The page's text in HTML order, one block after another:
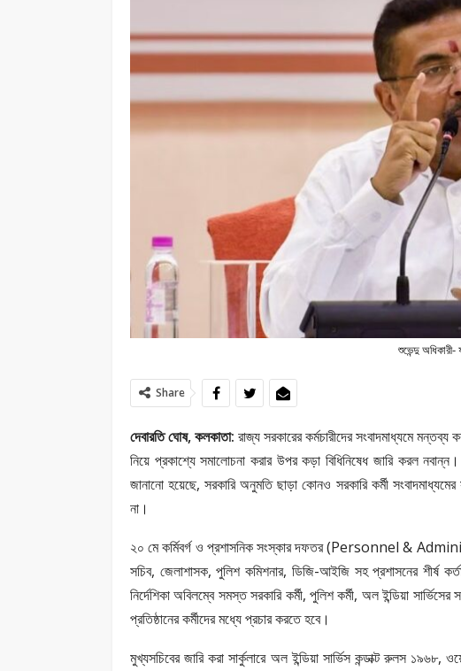
শুভেন্দু
Share
দেবারতি ঘোষ, কলকাতা:রাজ্য সরকারের কর্মচারীদের সংবাদমাধ্যমে মন্তব্য
নিয়ে প্রকাশ্যে সমালোচনা করার উপর কড়া বিধিনিষেধ জারি করল
জানানো হয়েছে, সরকারি অনুমতি ছাড়া কোনও সরকারি কর্মী
না।
২০ মে কর্মিবর্গ ও প্রশাসনিক সংস্কার দফতর (Personnel &
সচিব, জেলাশাসক, পুলিশ কমিশনার, ডিজি-আইজি সহ প্রশাসনের শীর্ষ
নির্দেশিকা অবিলম্বে সমস্ত সরকারি কর্মী, পুলিশ কর্মী, অল ইন্ডিয়া
প্রতিষ্ঠানের কর্মীদের মধ্যে প্রচার করতে হবে।
মুখ্যসচিবের জারি করা সার্কুলারে অল ইন্ডিয়া সার্ভিস কন্ডাক্ট রুলস ১৯৬৮,